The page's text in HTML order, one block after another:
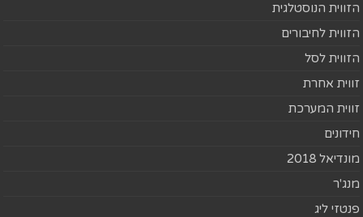
הזווית הנוסטלגית
הזווית לחיבורים
הזווית לסל
זווית אחרת
זווית המערכת
חידונים
מונדיאל 2018
מנג'ר
פנטזי ליג